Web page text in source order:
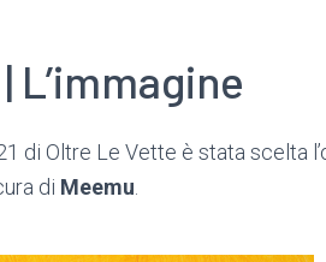
L’immagine
di Oltre Le Vette è stata scelta
di Meemu